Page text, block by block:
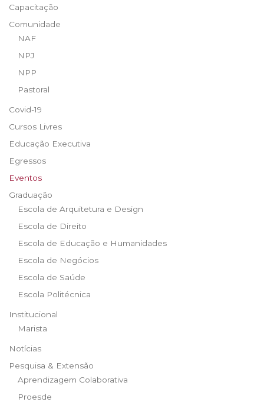
Capacitação
Comunidade
NAF
NPJ
NPP
Pastoral
Covid-19
Cursos Livres
Educação Executiva
Egressos
Eventos
Graduação
Escola de Arquitetura e Design
Escola de Direito
Escola de Educação e Humanidades
Escola de Negócios
Escola de Saúde
Escola Politécnica
Institucional
Marista
Notícias
Pesquisa & Extensão
Aprendizagem Colaborativa
Proesde